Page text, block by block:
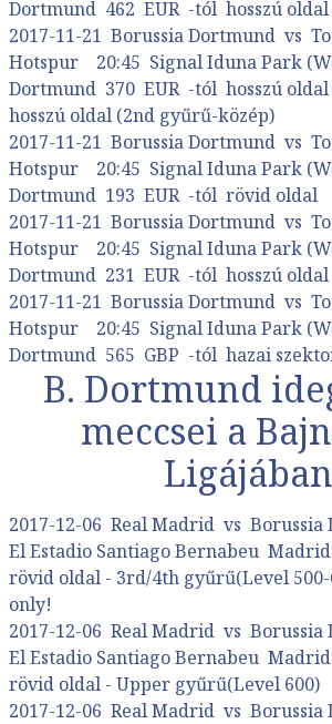
Dortmund 462 EUR -tól hosszú
2017-11-21 Borussia Dortmund vs
Hotspur 20:45 Signal Iduna Park
Dortmund 370 EUR -tól hosszú
hosszú oldal (2nd gyűrű-közép)
2017-11-21 Borussia Dortmund vs
Hotspur 20:45 Signal Iduna Park
Dortmund 193 EUR -tól rövid oldal
2017-11-21 Borussia Dortmund vs
Hotspur 20:45 Signal Iduna Park
Dortmund 231 EUR -tól hosszú oldal
2017-11-21 Borussia Dortmund vs
Hotspur 20:45 Signal Iduna Park
Dortmund 565 GBP -tól hazai
B. Dortmund
meccsei a
Ligájában
2017-12-06 Real Madrid vs
El Estadio Santiago Bernabeu
rövid oldal - 3rd/4th gyűrű(Level 500-
only!
2017-12-06 Real Madrid vs
El Estadio Santiago Bernabeu
rövid oldal - Upper gyűrű(Level 600)
2017-12-06 Real Madrid vs